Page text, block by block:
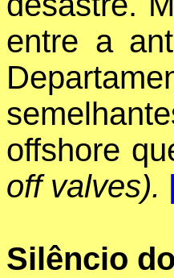
entre a
offshore
off valves).
Silêncio